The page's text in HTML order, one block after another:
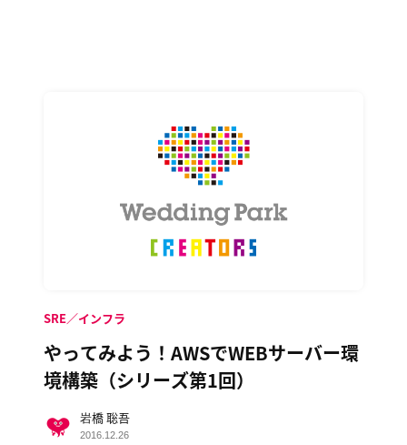
やってみよう！AWSでWEBサーバー環
境構築（シリーズ第1回）
SRE／インフラ
岩橋 聡吾
2016.12.26